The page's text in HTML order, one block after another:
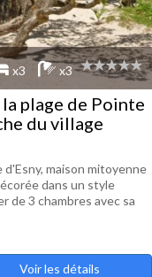
x3 x3
plage de Pointe
du village
maison mitoyenne
dans un style
de 3 chambres avec sa
Voir les détails